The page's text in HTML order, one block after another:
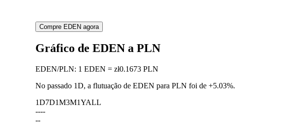
Compre EDEN agora
Gráfico de EDEN a PLN
EDEN/PLN: 1 EDEN = zł0.1673 PLN
No passado 1D, a flutuação de EDEN para PLN foi de +5.03%.
1D7D1M3M1YALL
----
--